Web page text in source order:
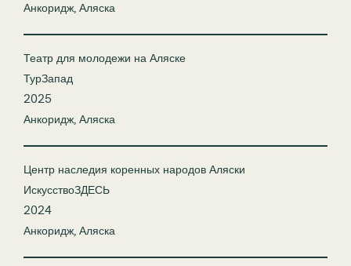
Анкоридж, Аляска
Театр для молодежи на Аляске
ТурЗапад
2025
Анкоридж, Аляска
Центр наследия коренных народов Аляски
ИскусствоЗДЕСЬ
2024
Анкоридж, Аляска